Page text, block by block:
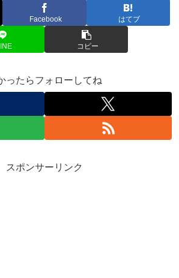
Facebook はてブ
コピー
ったらフォローしてね
スポンサーリンク